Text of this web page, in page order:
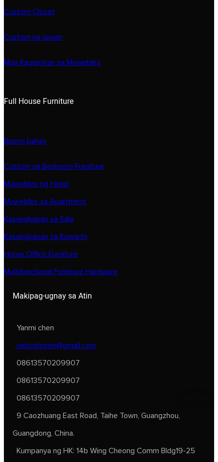
Custom Closet
Custom na upuan
Mga Kagamitan sa Muwebles
Full House Furniture
Buong bahay
Custom na Bedroom Furniture
Muwebles ng Hotel
Muwebles sa Apartment
Kasangkapan sa Sala
Kasangkapan sa Kuwarto
Home Office Furniture
Multifunctional Furniture Hardware
Makipag-ugnay sa Atin
Yanmi chen
veboshome@gmail.com
08613570209907
08613570209907
08613570209907
9 Caozhuang East Road, Taihe Town, Guangzhou,
Guangdong, China.
Kumpanya ng HK: 14b Wing Cheong Comm Bldg19-25